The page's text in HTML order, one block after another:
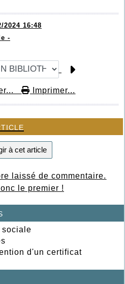
d'un certificat
2024 16:48
-
Imprimer...
à cet article
laissé de commentaire.
le premier !